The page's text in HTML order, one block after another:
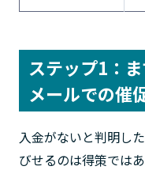
ステップ1：
メールでの催
入金がないと判明し
びせるのは得策では